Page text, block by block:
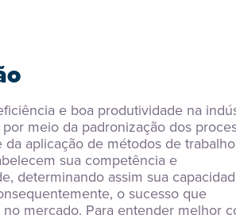
e boa produtividade na
meio da padronização dos
aplicação de métodos de
sua competência e
determinando assim sua
o sucesso que
mercado. Para entender melhor